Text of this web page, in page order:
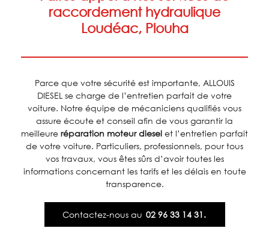
raccordement hydraulique
Loudéac, Plouha
Parce que votre sécurité est importante, ALLOUIS
DIESEL se charge de l’entretien parfait de votre
voiture. Notre équipe de mécaniciens qualifiés vous
assure écoute et conseil afin de vous garantir la
meilleure réparation moteur diesel et l’entretien parfait
de votre voiture. Particuliers, professionnels, pour tous
vos travaux, vous êtes sûrs d’avoir toutes les
informations concernant les tarifs et les délais en toute
transparence.
Contactez-nous au 02 96 33 14 31.